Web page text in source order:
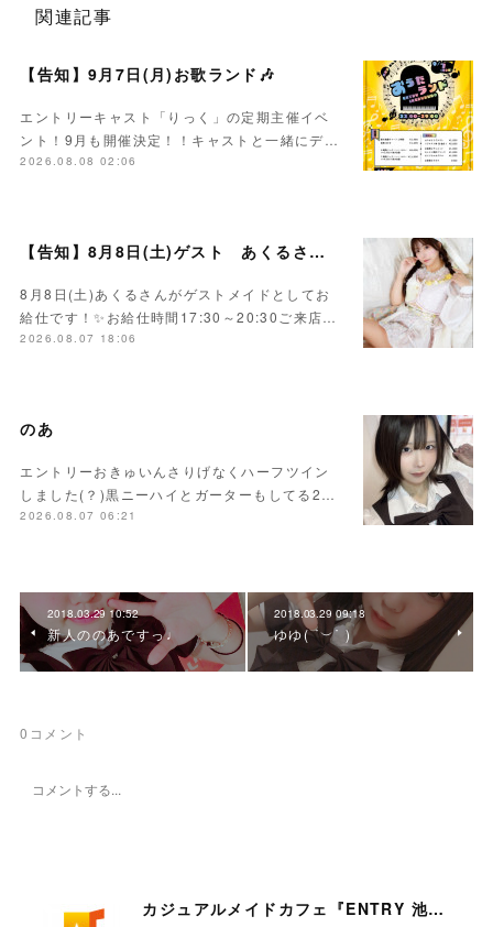
関連記事
【告知】9月7日(月)お歌ランド🎶
エントリーキャスト「りっく」の定期主催イベ
ント！9月も開催決定！！キャストと一緒にデ…
2026.08.08 02:06
【告知】8月8日(土)ゲスト あくるさん🌻💛
8月8日(土)あくるさんがゲストメイドとしてお
給仕です！✨お給仕時間17:30～20:30ご来店…
2026.08.07 18:06
のあ
エントリーおきゅいんさりげなくハーフツイン
しました(？)黒ニーハイとガーターもしてる2…
2026.08.07 06:21
2018.03.29 10:52
新人ののあですっ♩
2018.03.29 09:18
ゆゆ( ˙︶˙ )
0 コメント
カジュアルメイドカフェ『ENTRY 池袋店』